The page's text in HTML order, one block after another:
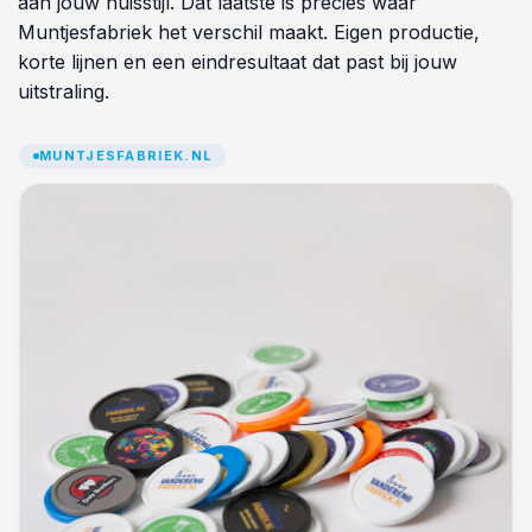
Muntjesfabriek het verschil maakt. Eigen productie,
korte lijnen en een eindresultaat dat past bij jouw
uitstraling.
MUNTJESFABRIEK.NL